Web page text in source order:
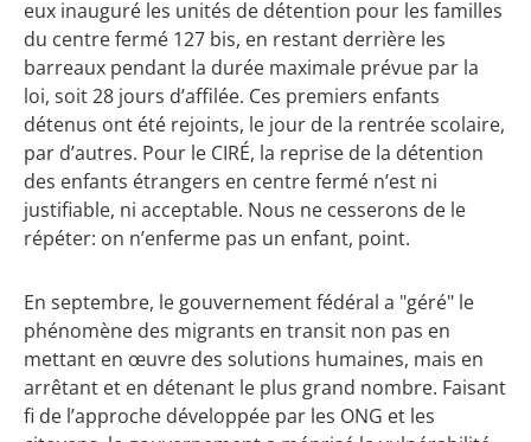
eux inauguré les unités de détention pour les familles
du centre fermé 127 bis, en restant derrière les
barreaux pendant la durée maximale prévue par la
loi, soit 28 jours d’affilée. Ces premiers enfants
détenus ont été rejoints, le jour de la rentrée scolaire,
par d’autres. Pour le CIRÉ, la reprise de la détention
des enfants étrangers en centre fermé n’est ni
justifiable, ni acceptable. Nous ne cesserons de le
répéter: on n’enferme pas un enfant, point.
En septembre, le gouvernement fédéral a "géré" le
phénomène des migrants en transit non pas en
mettant en œuvre des solutions humaines, mais en
arrêtant et en détenant le plus grand nombre. Faisant
fi de l’approche développée par les ONG et les